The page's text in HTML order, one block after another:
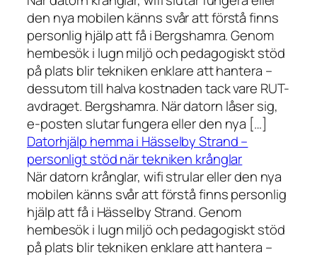
den nya mobilen känns svår att förstå finns
personlig hjälp att få i Bergshamra. Genom
hembesök i lugn miljö och pedagogiskt stöd
på plats blir tekniken enklare att hantera –
dessutom till halva kostnaden tack vare RUT-
avdraget. Bergshamra. När datorn låser sig,
e-posten slutar fungera eller den nya […]
Datorhjälp hemma i Hässelby Strand –
personligt stöd när tekniken krånglar
När datorn krånglar, wifi strular eller den nya
mobilen känns svår att förstå finns personlig
hjälp att få i Hässelby Strand. Genom
hembesök i lugn miljö och pedagogiskt stöd
på plats blir tekniken enklare att hantera –